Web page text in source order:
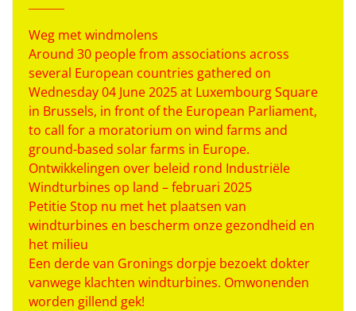
Weg met windmolens
Around 30 people from associations across
several European countries gathered on
Wednesday 04 June 2025 at Luxembourg Square
in Brussels, in front of the European Parliament,
to call for a moratorium on wind farms and
ground-based solar farms in Europe.
Ontwikkelingen over beleid rond Industriële
Windturbines op land – februari 2025
Petitie Stop nu met het plaatsen van
windturbines en bescherm onze gezondheid en
het milieu
Een derde van Gronings dorpje bezoekt dokter
vanwege klachten windturbines. Omwonenden
worden gillend gek!